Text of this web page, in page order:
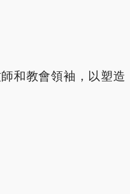
和教會領袖，以塑造